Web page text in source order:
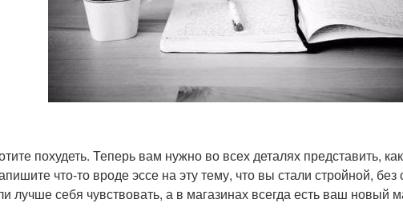
похудеть. Теперь вам нужно во всех деталях представить,
что-то вроде эссе на эту тему, что вы стали стройной,
лучше себя чувствовать, а в магазинах всегда есть ваш новый